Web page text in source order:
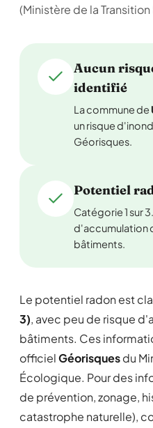
(Ministère de la
Aucun
identifié
La commune de
un risque
Géorisques.
Potentiel
Catégorie 1 sur
d'accumulation
bâtiments.
Le potentiel radon est
3), avec peu de risque
bâtiments. Ces
officielGéorisquesdu
Écologique. Pour des
de prévention, zonage,
catastrophe naturelle),